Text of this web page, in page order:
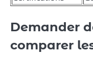
Demander
comparer